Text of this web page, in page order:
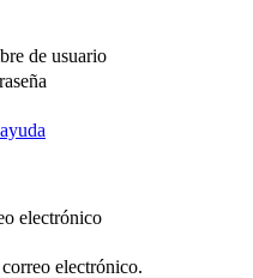
de usuario
electrónico
electrónico.